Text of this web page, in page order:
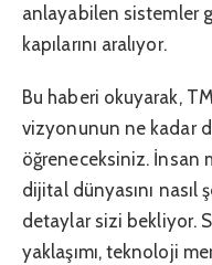
anlayabilen sistemler
kapılarını aralıyor.
Bu haberi okuyarak,
vizyonunun ne kadar
öğreneceksiniz. İnsan
dijital dünyasını nasıl
detaylar sizi bekliyor.
yaklaşımı, teknoloji